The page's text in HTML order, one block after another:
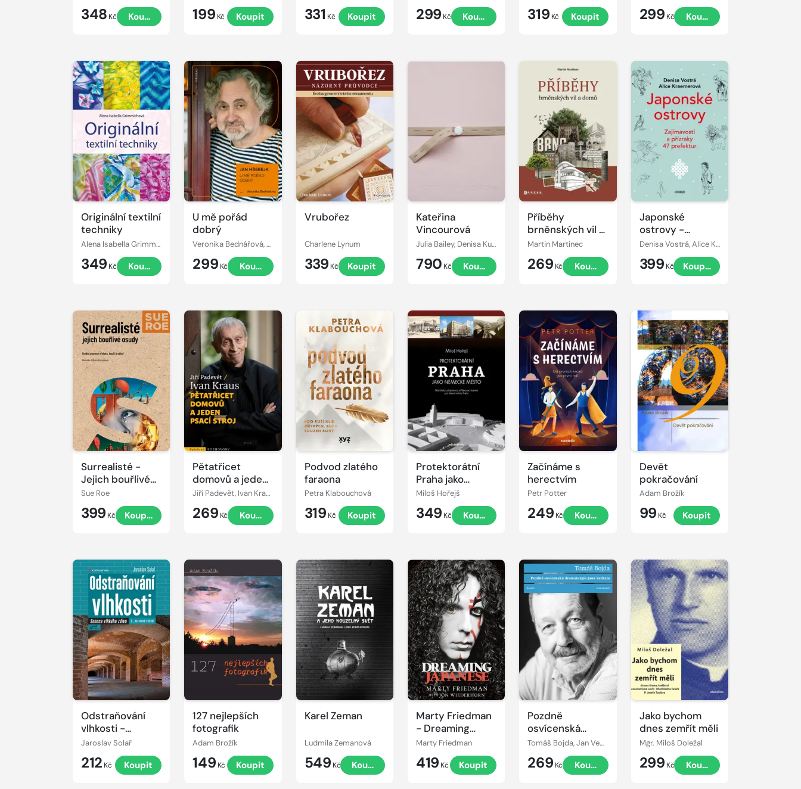
348 Kč Koupit 199 Kč Koupit 331 Kč Koupit 299 Kč Koupit 319 Kč Koupit 299 Kč Koupit
Originální textilní
techniky
Alena Isabella Grimmichová
349 Kč Koupit
U mě pořád
dobrý
Veronika Bednářová, Jan Hřebejk
299 Kč Koupit
Vrubořez
Charlene Lynum
339 Kč Koupit
Kateřina
Vincourová
Julia Bailey, Denisa Kujelová, Vít Havránek, Klara Kemp-Welch, Martina Pachmanová, Kateřina Vincourová
790 Kč Koupit
Příběhy
brněnských vil a
domů
Martin Martinec
269 Kč Koupit
Japonské
ostrovy -
Zajímavosti a
přízraky 47
prefektur
Denisa Vostrá, Alice Kraemerová
399 Kč Koupit
Surrealisté -
Jejich bouřlivé
osudy
Sue Roe
399 Kč Koupit
Pětatřicet
domovů a jeden
psací stroj
Jiří Padevět, Ivan Kraus
269 Kč Koupit
Podvod zlatého
faraona
Petra Klabouchová
319 Kč Koupit
Protektorátní
Praha jako
německé město
Miloš Hořejš
349 Kč Koupit
Začínáme s
herectvím
Petr Potter
249 Kč Koupit
Devět
pokračování
Adam Brožík
99 Kč Koupit
Odstraňování
vlhkosti -
Sanace vlhkého
upravené vydání
Jaroslav Solař
212 Kč Koupit
127 nejlepších
fotografik
Adam Brožík
149 Kč Koupit
Karel Zeman
Ludmila Zemanová
549 Kč Koupit
Marty Friedman
- Dreaming
Japanese
Marty Friedman
419 Kč Koupit
Pozdně
osvícenská
dramaturgie
Jana Vedrala
Tomáš Bojda, Jan Vedral
269 Kč Koupit
Jako bychom
dnes zemřít měli
Mgr. Miloš Doležal
299 Kč Koupit